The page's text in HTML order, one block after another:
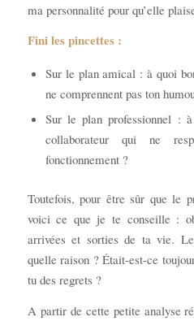
ma personnalité pour qu’elle
Fini les pincettes :
Sur le plan amical : à quoi
ne comprennent pas ton
Sur le plan professionnel :
collaborateur qui ne
fonctionnement ?
Toutefois, pour être sûr que le
voici ce que je te conseille :
arrivées et sorties de ta vie.
quelle raison ? Était-est-ce
tu des regrets ?
A partir de cette petite analyse